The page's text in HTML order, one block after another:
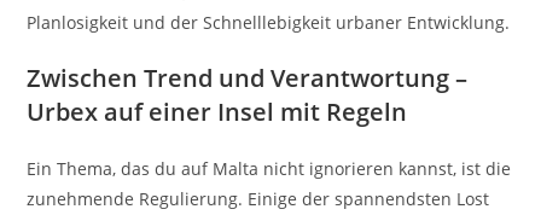
Planlosigkeit und der Schnelllebigkeit urbaner Entwicklung.
Zwischen Trend und Verantwortung –
Urbex auf einer Insel mit Regeln
Ein Thema, das du auf Malta nicht ignorieren kannst, ist die
zunehmende Regulierung. Einige der spannendsten Lost